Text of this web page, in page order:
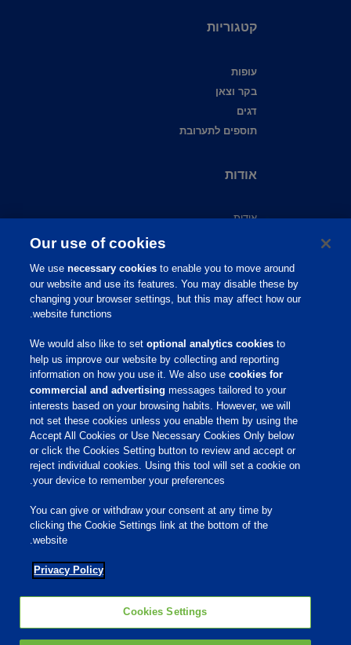
קטגוריות
עופות
בקר וצאן
דגים
תוספים לתערובת
אודות
אודות
תמיכה מקצועית
מידע מקצועי
קריירה
שירות לקוחות
תנאי שימוש
הצהרת נגישות
Cookies Settings
מדיניות פרטיות
Our use of cookies
We usenecessary cookies to enable you to move around
our website and use its features. You may disable these by
changing your browser settings, but this may affect how our
website functions.
We would also like to setoptional analytics cookies to
help us improve our website by collecting and reporting
information on how you use it. We also usecookies for
commercial and advertising messages tailored to your
interests based on your browsing habits. However, we will
not set these cookies unless you enable them by using the
Accept All Cookies or Use Necessary Cookies Only below
or click the Cookies Setting button to review and accept or
reject individual cookies. Using this tool will set a cookie on
your device to remember your preferences.
You can give or withdraw your consent at any time by
clicking the Cookie Settings link at the bottom of the
website.
Privacy Policy
Cookies Settings